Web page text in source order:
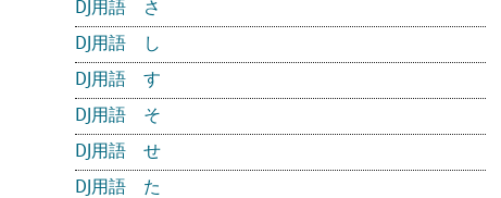
DJ用語 さ
DJ用語 し
DJ用語 す
DJ用語 そ
DJ用語 せ
DJ用語 た